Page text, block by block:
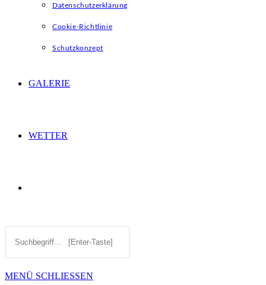
Datenschutzerklärung
Cookie-Richtlinie
Schutzkonzept
GALERIE
WETTER
SUCHE
Diese
durchsuchen
MENÜ SCHLIESSEN